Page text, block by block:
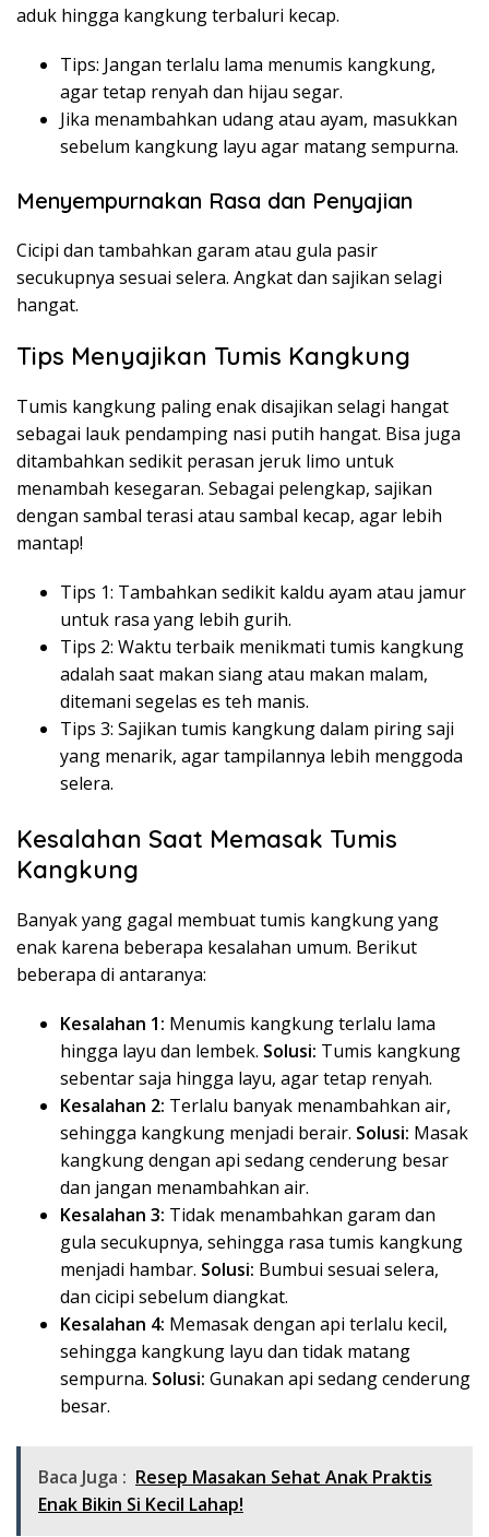
aduk hingga kangkung terbaluri kecap.
Tips: Jangan terlalu lama menumis kangkung,
agar tetap renyah dan hijau segar.
Jika menambahkan udang atau ayam, masukkan
sebelum kangkung layu agar matang sempurna.
Menyempurnakan Rasa dan Penyajian
Cicipi dan tambahkan garam atau gula pasir
secukupnya sesuai selera. Angkat dan sajikan selagi
hangat.
Tips Menyajikan Tumis Kangkung
Tumis kangkung paling enak disajikan selagi hangat
sebagai lauk pendamping nasi putih hangat. Bisa juga
ditambahkan sedikit perasan jeruk limo untuk
menambah kesegaran. Sebagai pelengkap, sajikan
dengan sambal terasi atau sambal kecap, agar lebih
mantap!
Tips 1: Tambahkan sedikit kaldu ayam atau jamur
untuk rasa yang lebih gurih.
Tips 2: Waktu terbaik menikmati tumis kangkung
adalah saat makan siang atau makan malam,
ditemani segelas es teh manis.
Tips 3: Sajikan tumis kangkung dalam piring saji
yang menarik, agar tampilannya lebih menggoda
selera.
Kesalahan Saat Memasak Tumis
Kangkung
Banyak yang gagal membuat tumis kangkung yang
enak karena beberapa kesalahan umum. Berikut
beberapa di antaranya:
Kesalahan 1: Menumis kangkung terlalu lama
hingga layu dan lembek. Solusi: Tumis kangkung
sebentar saja hingga layu, agar tetap renyah.
Kesalahan 2: Terlalu banyak menambahkan air,
sehingga kangkung menjadi berair. Solusi: Masak
kangkung dengan api sedang cenderung besar
dan jangan menambahkan air.
Kesalahan 3: Tidak menambahkan garam dan
gula secukupnya, sehingga rasa tumis kangkung
menjadi hambar. Solusi: Bumbui sesuai selera,
dan cicipi sebelum diangkat.
Kesalahan 4: Memasak dengan api terlalu kecil,
sehingga kangkung layu dan tidak matang
sempurna. Solusi: Gunakan api sedang cenderung
besar.
Baca Juga : Resep Masakan Sehat Anak Praktis
Enak Bikin Si Kecil Lahap!